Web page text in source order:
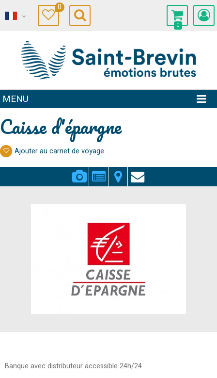
0
0
MENU
Caisse d'épargne
Ajouter au carnet de voyage
Banque avec distributeur accessible 24h/24